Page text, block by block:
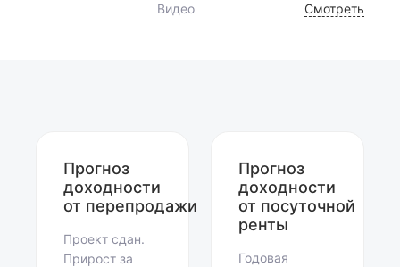
Видео
Смотреть
Прогноз
доходности
от перепродажи
Проект сдан.
Прирост за
Прогноз
доходности
от посуточной
ренты
Годовая